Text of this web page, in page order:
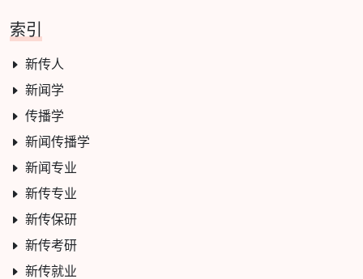
索引
新传人
新闻学
传播学
新闻传播学
新闻专业
新传专业
新传保研
新传考研
新传就业